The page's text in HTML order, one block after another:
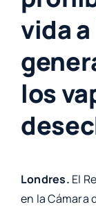
vida
los
Londres. El
en la Cámara